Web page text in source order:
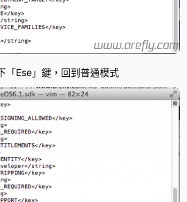
「Ese」鍵，回到普通模式